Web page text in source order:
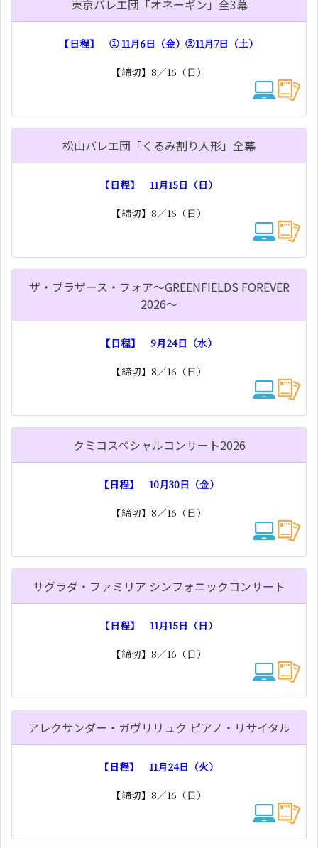
東京バレエ団「オネーギン」全3幕
【日程】 ① 11月6日（金）②11月7日（土）
【締切】8／16（日）
松山バレエ団「くるみ割り人形」全幕
【日程】 11月15日（日）
【締切】8／16（日）
ザ・ブラザース・フォア～GREENFIELDS FOREVER
2026～
【日程】 9月24日（水）
【締切】8／16（日）
クミコスペシャルコンサート2026
【日程】 10月30日（金）
【締切】8／16（日）
サグラダ・ファミリア シンフォニックコンサート
【日程】 11月15日（日）
【締切】8／16（日）
アレクサンダー・ガヴリリュク ピアノ・リサイタル
【日程】 11月24日（火）
【締切】8／16（日）